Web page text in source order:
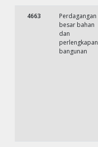
4663
Perdagangan
besar bahan
dan
perlengkapan
bangunan